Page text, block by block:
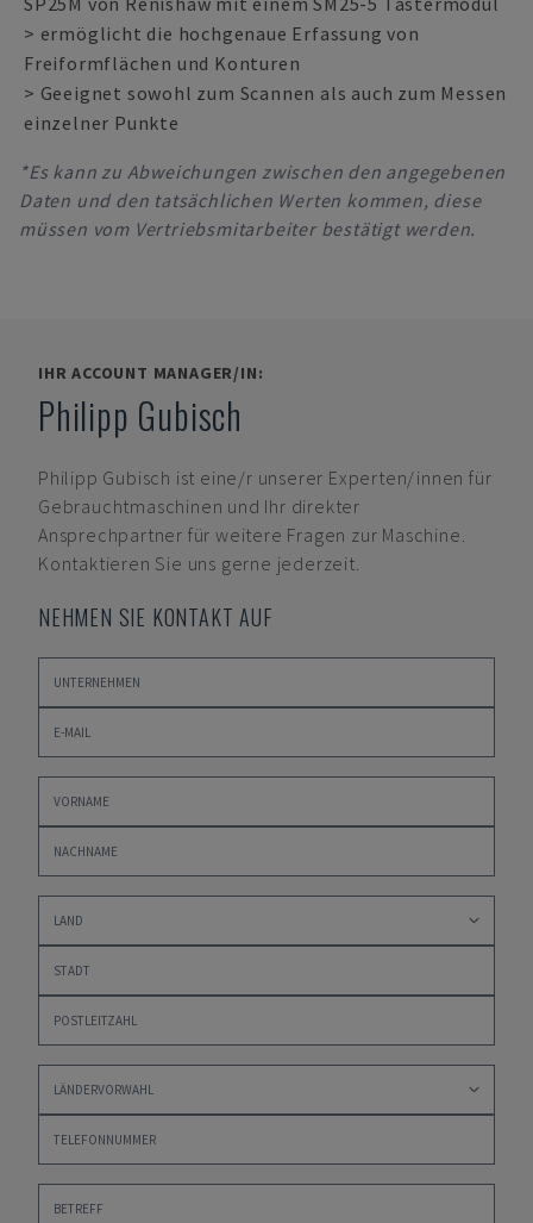
> ermöglicht die hochgenaue Erfassung von
Freiformflächen und Konturen
> Geeignet sowohl zum Scannen als auch zum Messen
einzelner Punkte
*Es kann zu Abweichungen zwischen den angegebenen
Daten und den tatsächlichen Werten kommen, diese
müssen vom Vertriebsmitarbeiter bestätigt werden.
IHR ACCOUNT MANAGER/IN:
Philipp Gubisch
Philipp Gubisch ist eine/r unserer Experten/innen für
Gebrauchtmaschinen und Ihr direkter
Ansprechpartner für weitere Fragen zur Maschine.
Kontaktieren Sie uns gerne jederzeit.
NEHMEN SIE KONTAKT AUF